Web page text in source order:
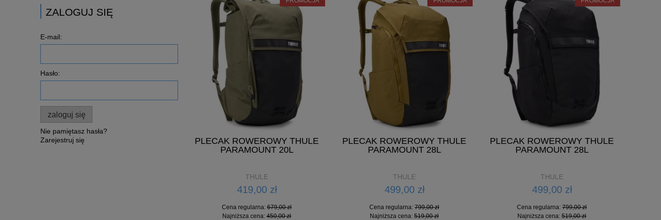
ZALOGUJ SIĘ
E-mail:
Hasło:
zaloguj się
Nie pamiętasz hasła?
Zarejestruj się
PLECAK ROWEROWY THULE
PARAMOUNT 20L
THULE
419,00 zł
Cena regularna: 679,00 zł
Najniższa cena: 450,00 zł
PLECAK ROWEROWY THULE
PARAMOUNT 28L
THULE
499,00 zł
Cena regularna: 799,00 zł
Najniższa cena: 519,00 zł
PLECAK ROWEROWY THULE
PARAMOUNT 28L
THULE
499,00 zł
Cena regularna: 799,00 zł
Najniższa cena: 519,00 zł